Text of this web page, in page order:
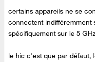
certains appareils ne se
connectent
spécifiquement sur le 5
le hic c'est que par défaut,